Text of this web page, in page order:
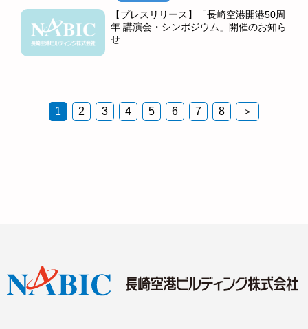
【プレスリリース】「長崎空港開港50周
年 講演会・シンポジウム」開催のお知ら
せ
1 2 3 4 5 6 7 8 ＞